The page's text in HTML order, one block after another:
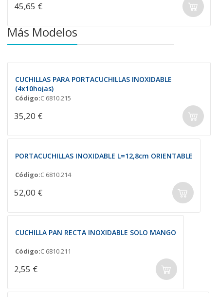
45,65 €
Más Modelos
CUCHILLAS PARA PORTACUCHILLAS INOXIDABLE
(4x10hojas)
Código:C 6810.215
35,20 €
PORTACUCHILLAS INOXIDABLE L=12,8cm ORIENTABLE
Código:C 6810.214
52,00 €
CUCHILLA PAN RECTA INOXIDABLE SOLO MANGO
Código:C 6810.211
2,55 €